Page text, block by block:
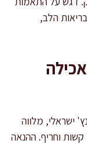
הלב,
ישראלי, מלווה
קשות וחריף. ההנאה